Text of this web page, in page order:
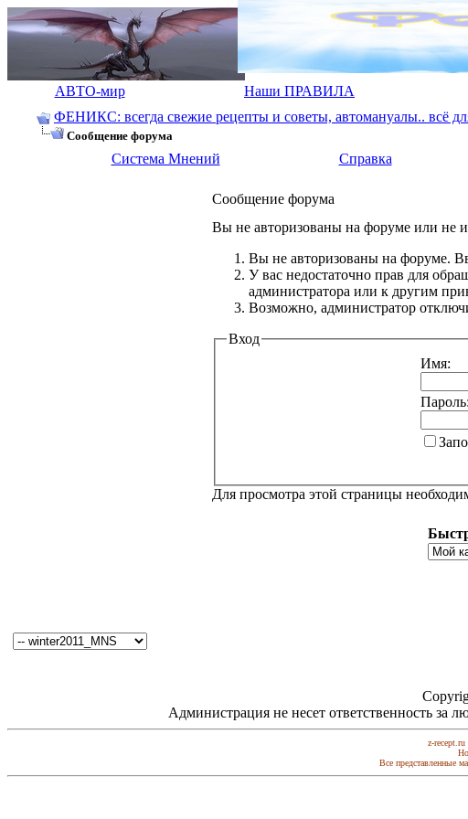
АВТО-мир Наши ПРАВИЛА
ФЕНИКС: всегда свежие рецепты и советы, автомануалы.. всё
Сообщение форума
Система Мнений
Справка
Сообщение форума
Вы не авторизованы на форуме или не
Вы не авторизованы на форуме.
У вас недостаточно прав для
администратора или к другим
Возможно, администратор
Вход
Имя:
Пароль:
Для просмотра этой страницы
Администрация не несет ответственность за
z-recept.ru
Все представленные